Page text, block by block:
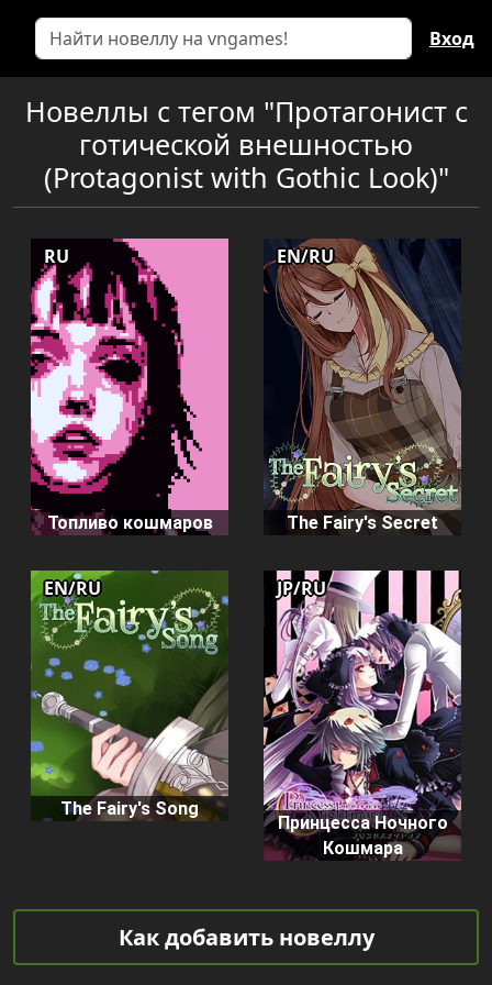
Вход
Новеллы с тегом "Протагонист с
готической внешностью
(Protagonist with Gothic Look)"
Топливо кошмаров
RU
The Fairy's Secret
EN/RU
The Fairy's Song
EN/RU
Принцесса Ночного
Кошмара
JP/RU
Как добавить новеллу